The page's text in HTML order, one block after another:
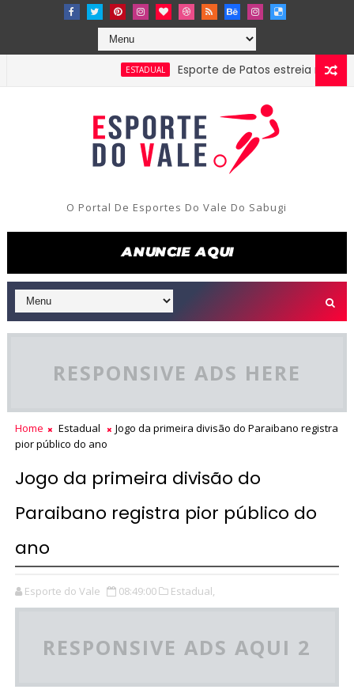
ESTADUAL Esporte de Patos estreia neste
O Portal De Esportes Do Vale Do Sabugi
RESPONSIVE ADS HERE
Home Estadual
Jogo da primeira divisão do Paraibano registra
pior público do ano
Jogo da primeira divisão do
Paraibano registra pior público do
ano
Esporte do Vale 08:49:00 Estadual,
RESPONSIVE ADS AQUI 2